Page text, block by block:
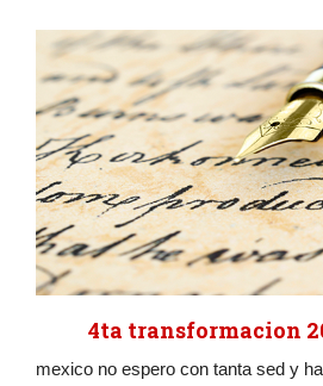
4ta transformacion
mexico no espero con tanta sed y